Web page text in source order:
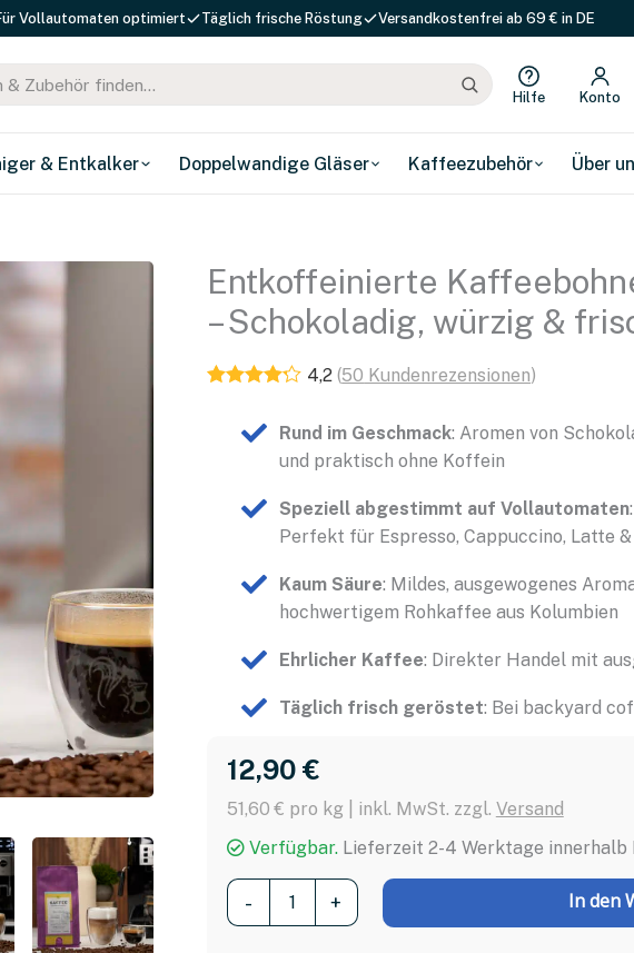
Vollautomaten optimiert Täglich frische Röstung Versandkostenfrei ab 69 € in DE
Hilfe Konto
& Entkalker Doppelwandige Gläser Kaffeezubehör Über
Entkoffeinierte
– Schokoladig, würzig &
4,2 (50 Kundenrezensionen)
12,90 €
51,60 € pro kg | inkl. MwSt. zzgl. Versand
Verfügbar. Lieferzeit 2-4 Werktage innerhalb
Rund im Geschmack: Aromen von
und praktisch ohne Koffein
Speziell abgestimmt auf Vollautomaten
Perfekt für Espresso, Cappuccino, Latte &
Kaum Säure: Mildes, ausgewogenes
hochwertigem Rohkaffee aus Kolumbien
Ehrlicher Kaffee: Direkter Handel mit
Täglich frisch geröstet: Bei backyard
-
Kaffee
für
+ In den
–
250